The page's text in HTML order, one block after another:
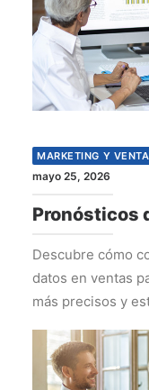
MARKETING Y
mayo 25, 2026
Pronósticos
Descubre cómo
datos en ventas
más precisos y